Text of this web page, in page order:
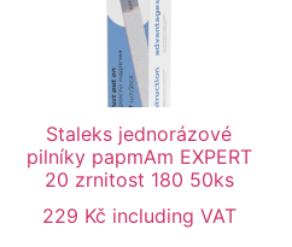
Staleks jednorázové
pilníky papmAm EXPERT
20 zrnitost 180 50ks
229 Kč including VAT